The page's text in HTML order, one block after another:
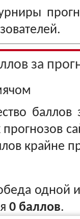
за
баллов
крайне
одной
0 баллов.